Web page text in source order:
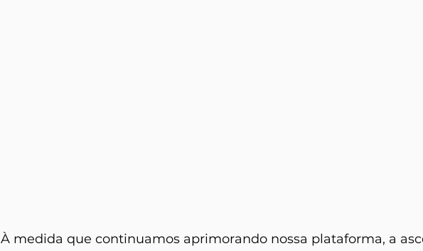
À medida que continuamos aprimorando nossa plataforma, a